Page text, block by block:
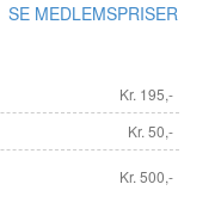
SE MEDLEMSPRISER
Kr. 195,-
Kr. 50,-
Kr. 500,-